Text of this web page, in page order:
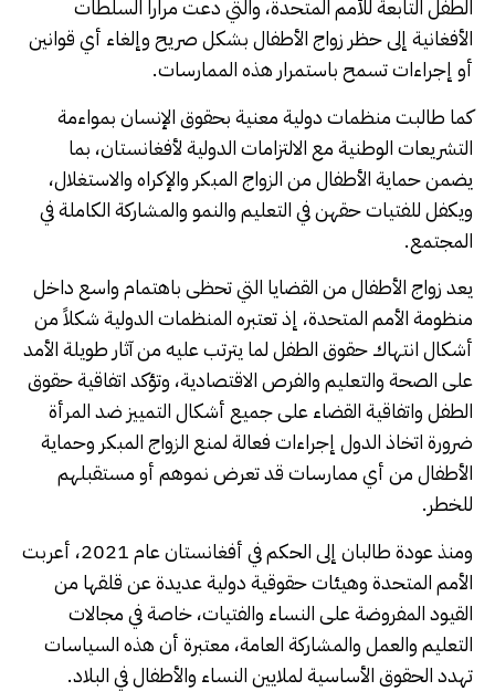
الطفل التابعة للأمم المتحدة، والتي دعت مراراً السلطات
الأفغانية إلى حظر زواج الأطفال بشكل صريح وإلغاء أي قوانين
أو إجراءات تسمح باستمرار هذه الممارسات.
كما طالبت منظمات دولية معنية بحقوق الإنسان بمواءمة
التشريعات الوطنية مع الالتزامات الدولية لأفغانستان، بما
يضمن حماية الأطفال من الزواج المبكر والإكراه والاستغلال،
ويكفل للفتيات حقهن في التعليم والنمو والمشاركة الكاملة في
المجتمع.
يعد زواج الأطفال من القضايا التي تحظى باهتمام واسع داخل
منظومة الأمم المتحدة، إذ تعتبره المنظمات الدولية شكلاً من
أشكال انتهاك حقوق الطفل لما يترتب عليه من آثار طويلة الأمد
على الصحة والتعليم والفرص الاقتصادية، وتؤكد اتفاقية حقوق
الطفل واتفاقية القضاء على جميع أشكال التمييز ضد المرأة
ضرورة اتخاذ الدول إجراءات فعالة لمنع الزواج المبكر وحماية
الأطفال من أي ممارسات قد تعرض نموهم أو مستقبلهم
للخطر.
ومنذ عودة طالبان إلى الحكم في أفغانستان عام 2021، أعربت
الأمم المتحدة وهيئات حقوقية دولية عديدة عن قلقها من
القيود المفروضة على النساء والفتيات، خاصة في مجالات
التعليم والعمل والمشاركة العامة، معتبرة أن هذه السياسات
تهدد الحقوق الأساسية لملايين النساء والأطفال في البلاد.